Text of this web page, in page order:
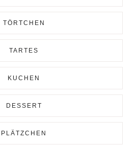
TÖRTCHEN
TARTES
KUCHEN
DESSERT
PLÄTZCHEN